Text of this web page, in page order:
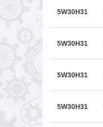
5W30H31
5W30H31
5W30H31
5W30H31